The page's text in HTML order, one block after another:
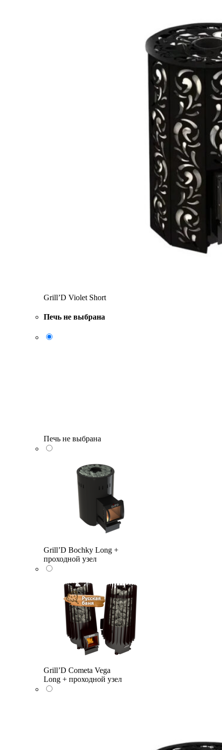
Grill’D Violet Short
Печь не выбрана
Печь не выбрана
Grill’D Bochky Long +
проходной узел
Grill’D Cometa Vega
Long + проходной узел